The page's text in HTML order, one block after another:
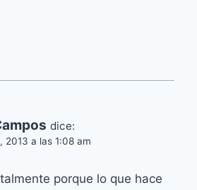
dice:
2013 a las 1:08 am
porque lo que hace